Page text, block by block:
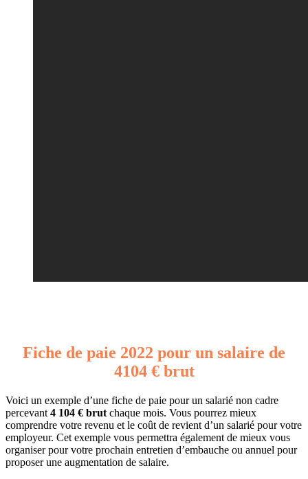
Fiche de paie 2022 pour un salaire de
4104 € brut
Voici un exemple d’une fiche de paie pour un salarié non cadre
percevant 4 104 € brut chaque mois. Vous pourrez mieux
comprendre votre revenu et le coût de revient d’un salarié pour votre
employeur. Cet exemple vous permettra également de mieux vous
organiser pour votre prochain entretien d’embauche ou annuel pour
proposer une augmentation de salaire.